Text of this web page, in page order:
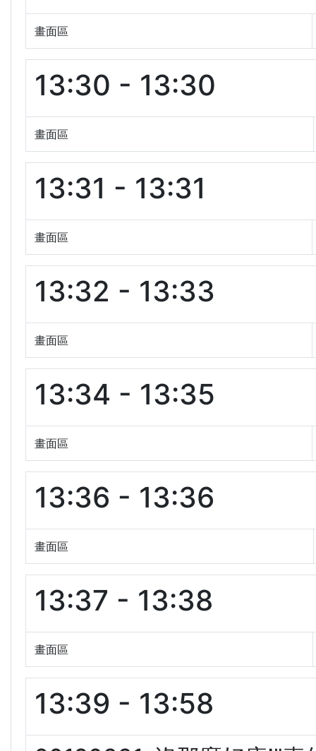
畫面區
13:30 - 13:30
畫面區
13:31 - 13:31
畫面區
13:32 - 13:33
畫面區
13:34 - 13:35
畫面區
13:36 - 13:36
畫面區
13:37 - 13:38
畫面區
13:39 - 13:58